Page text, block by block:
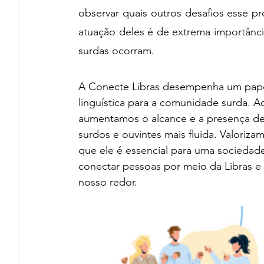
observar quais outros desafios esse
atuação deles é de extrema
surdas ocorram.
A Conecte Libras desempenha um
linguística para a comunidade surda.
aumentamos o alcance e a presença
surdos e ouvintes mais fluida.
que ele é essencial para uma
conectar pessoas por meio da Libras
nosso redor.